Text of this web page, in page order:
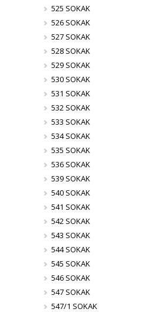
525 SOKAK
526 SOKAK
527 SOKAK
528 SOKAK
529 SOKAK
530 SOKAK
531 SOKAK
532 SOKAK
533 SOKAK
534 SOKAK
535 SOKAK
536 SOKAK
539 SOKAK
540 SOKAK
541 SOKAK
542 SOKAK
543 SOKAK
544 SOKAK
545 SOKAK
546 SOKAK
547 SOKAK
547/1 SOKAK